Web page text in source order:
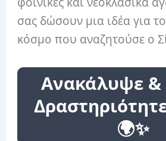
σας δώσουν μια ιδέα για
κόσμο που αναζητούσε ο
Ανακάλυψε &
🌍✨